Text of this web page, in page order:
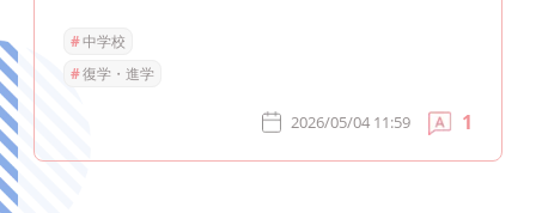
2026/05/04 11:59 1
#中学校
#復学・進学